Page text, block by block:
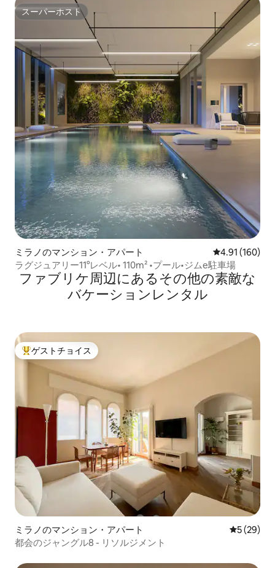
スーパーホスト
スーパーホスト
ミラノのマンション・アパート レビュー160
4.91 (160)
ラグジュアリー11°レベル• 110m² •プール•ジムe駐車場
ファブリケ⁠周⁠辺⁠に⁠あ⁠るそ⁠の⁠他⁠の素⁠敵⁠な
バ⁠ケ⁠ー⁠シ⁠ョ⁠ン⁠レ⁠ン⁠タ⁠ル
大好評のゲストチョイスです。
ゲストチョイス
ミラノのマンション・アパート レビュー
5 (29)
都会のジャングル8 - リソルジメント